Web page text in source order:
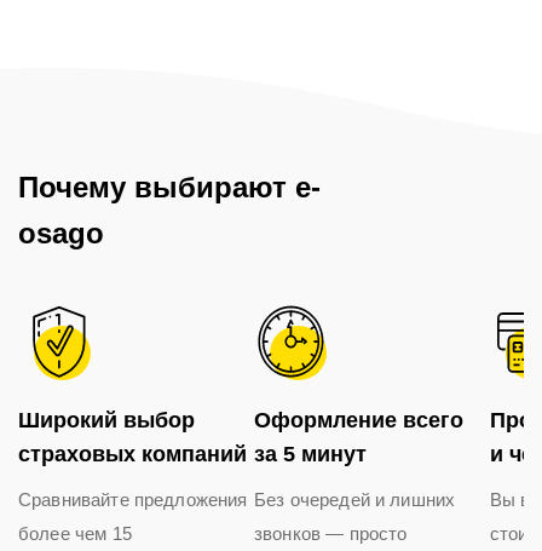
Почему выбирают e-
osago
Широкий выбор
страховых компаний
Сравнивайте предложения
более чем 15
Оформление всего
за 5 минут
Без очередей и лишних
звонков — просто
и
Вы